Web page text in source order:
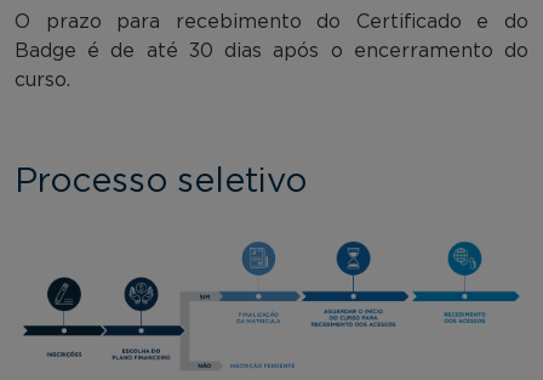
O prazo para recebimento do Certificado e do
Badge é de até 30 dias após o encerramento do
curso.
Processo seletivo